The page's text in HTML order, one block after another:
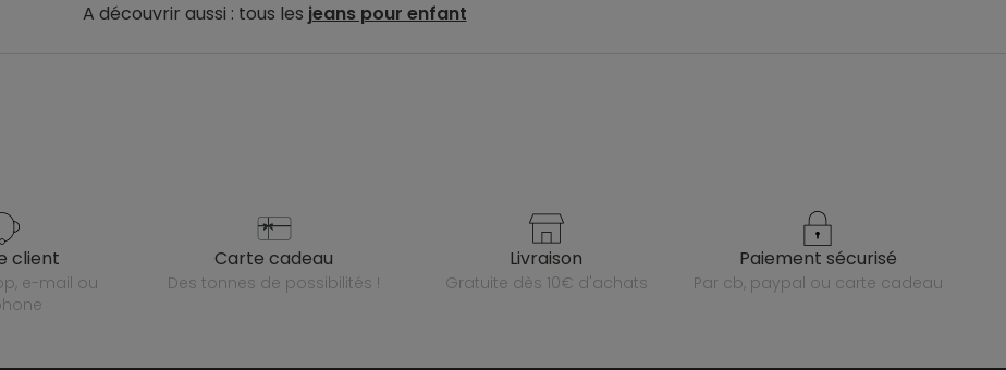
A découvrir aussi : tous les jeans pour enfant
client carte cadeau
des tonnes de possibilités !
livraison
gratuite dès 10€ d'achats
paiement sécurisé
par cb, paypal ou carte cadeau